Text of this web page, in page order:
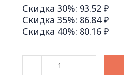
Скидка 30%: 93.52 ₽
Скидка 35%: 86.84 ₽
Скидка 40%: 80.16 ₽